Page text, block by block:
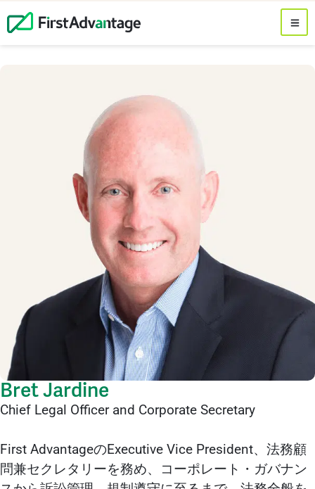
Bret Jardine
Chief Legal Officer and Corporate Secretary
First AdvantageのExecutive Vice President、法務顧
問兼セクレタリーを務め、コーポレート・ガバナン